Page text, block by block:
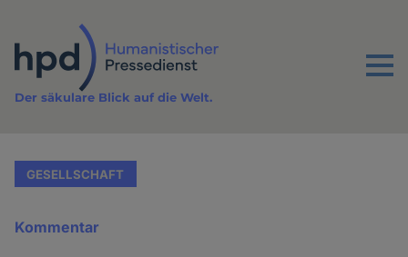
Inhalt
Menu
Der säkulare Blick auf die Welt.
GESELLSCHAFT
Kommentar